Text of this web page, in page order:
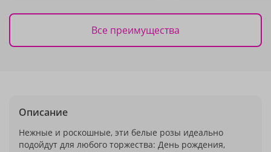
Все преимущества
Описание
Нежные и роскошные, эти белые розы идеально
подойдут для любого торжества: День рождения,